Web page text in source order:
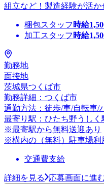
組立など！製造経験が活
梱包スタッフ 時給
加工スタッフ 時給
勤務地
面接地
茨城県つくば市
勤務詳細：つくば市
通勤方法：徒歩/車/自転車/
最寄り駅：ひたち野うしく
※最寄駅から無料送迎あり
※構内の（無料）駐車場利
交通費支給
詳細を見る 応募画面に進